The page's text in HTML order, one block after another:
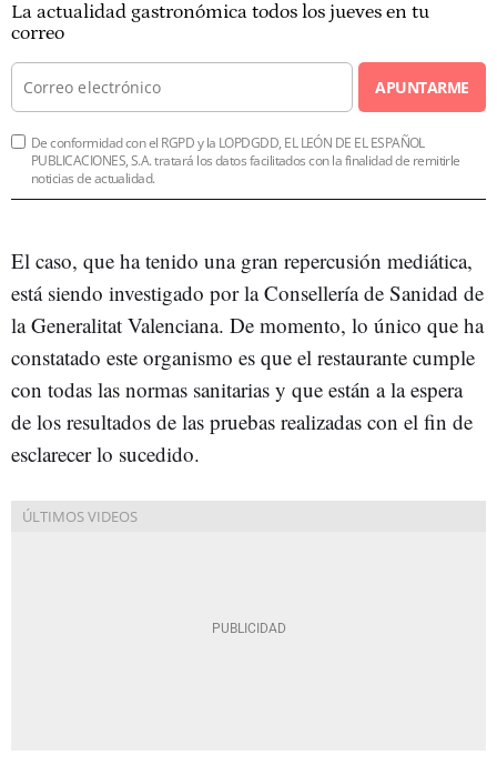
La actualidad gastronómica todos los jueves en tu
correo
APUNTARME
De conformidad con el RGPD y la LOPDGDD, EL LEÓN DE EL ESPAÑOL
PUBLICACIONES, S.A. tratará los datos facilitados con la finalidad de remitirle
noticias de actualidad.
El caso, que ha tenido una gran repercusión mediática,
está siendo investigado por la Consellería de Sanidad de
la Generalitat Valenciana. De momento, lo único que ha
constatado este organismo es que el restaurante cumple
con todas las normas sanitarias y que están a la espera
de los resultados de las pruebas realizadas con el fin de
esclarecer lo sucedido.